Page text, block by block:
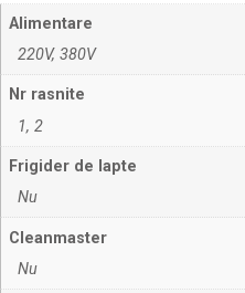
Alimentare
220V, 380V
Nr rasnite
1, 2
Frigider de lapte
Nu
Cleanmaster
Nu